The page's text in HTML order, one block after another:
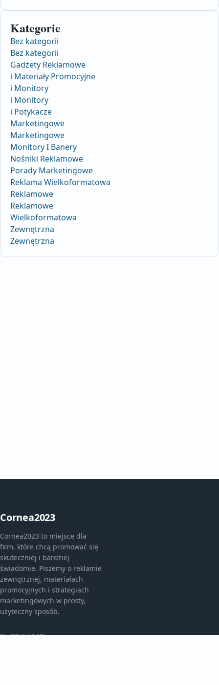
Kategorie
Bez kategorii
Bez kategorii
Gadżety Reklamowe
i Materiały Promocyjne
i Monitory
i Monitory
i Potykacze
Marketingowe
Marketingowe
Monitory I Banery
Nośniki Reklamowe
Porady Marketingowe
Reklama Wielkoformatowa
Reklamowe
Reklamowe
Wielkoformatowa
Zewnętrzna
Zewnętrzna
Cornea2023
Cornea2023 to miejsce dla
firm, które chcą promować się
skuteczniej i bardziej
świadomie. Piszemy o reklamie
zewnętrznej, materiałach
promocyjnych i strategiach
marketingowych w prosty,
użyteczny sposób.
KATEGORIE